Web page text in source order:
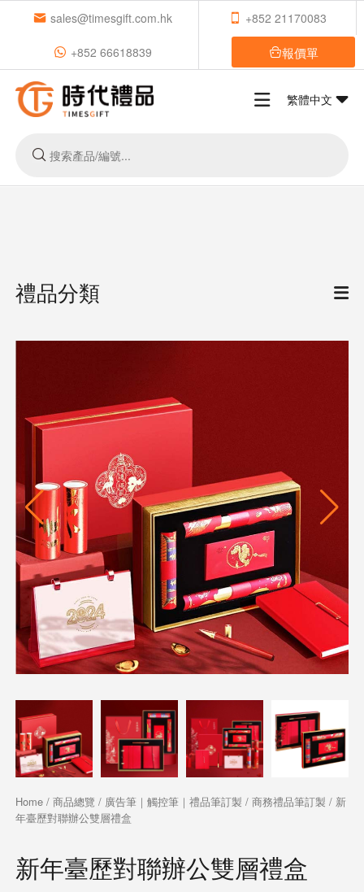
sales@timesgift.com.hk +852 21170083
+852 66618839 報價單
繁體中文
禮品分類
Home/ 商品總覽 / 廣告筆｜觸控筆｜禮品筆訂製 / 商務禮品筆訂製 / 新
年臺歷對聯辦公雙層禮盒
新年臺歷對聯辦公雙層禮盒